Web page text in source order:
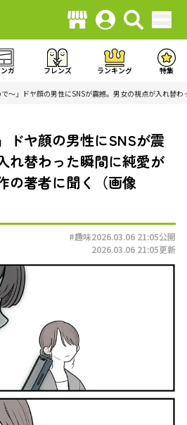
ガ フレンズ ランキング 特集
で～」ドヤ顔の男性にSNSが震撼。男女の視点が入れ替
ドヤ顔の男性にSNSが震
れ替わった瞬間に純愛が
の著者に聞く（画像
#趣味2026.03.06 21:05公開
2026.03.06 21:05更新